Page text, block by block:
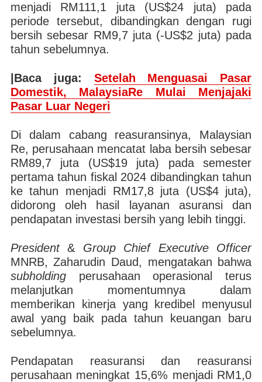
menjadi RM111,1 juta (US$24 juta) pada
periode tersebut, dibandingkan dengan rugi
bersih sebesar RM9,7 juta (-US$2 juta) pada
tahun sebelumnya.
|Baca juga: Setelah Menguasai Pasar
Domestik, MalaysiaRe Mulai Menjajaki
Pasar Luar Negeri
Di dalam cabang reasuransinya, Malaysian
Re, perusahaan mencatat laba bersih sebesar
RM89,7 juta (US$19 juta) pada semester
pertama tahun fiskal 2024 dibandingkan tahun
ke tahun menjadi RM17,8 juta (US$4 juta),
didorong oleh hasil layanan asuransi dan
pendapatan investasi bersih yang lebih tinggi.
President& Group Chief Executive Officer
MNRB, Zaharudin Daud, mengatakan bahwa
subholdingperusahaan operasional terus
melanjutkan momentumnya dalam
memberikan kinerja yang kredibel menyusul
awal yang baik pada tahun keuangan baru
sebelumnya.
Pendapatan reasuransi dan reasuransi
perusahaan meningkat 15,6% menjadi RM1,0